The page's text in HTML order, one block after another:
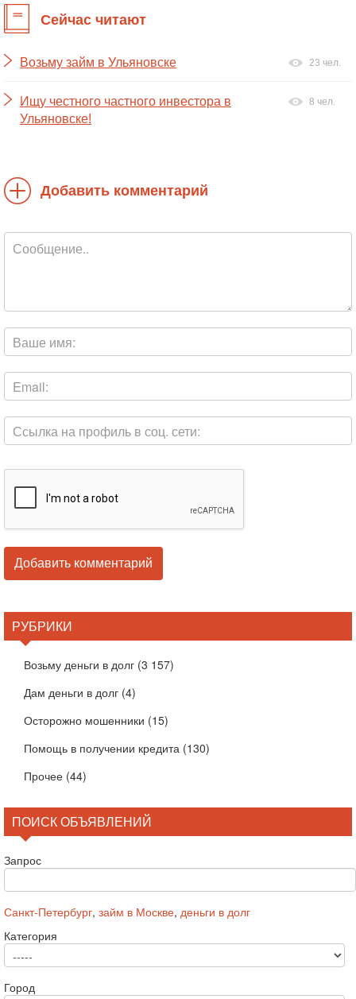
Сейчас читают
Возьму займ в Ульяновске 23 чел.
Ищу честного частного инвестора в
Ульяновске!
8 чел.
Добавить комментарий
РУБРИКИ
Возьму деньги в долг (3 157)
Дам деньги в долг (4)
Осторожно мошенники (15)
Помощь в получении кредита (130)
Прочее (44)
ПОИСК ОБЪЯВЛЕНИЙ
Запрос
Санкт-Петербург, займ в Москве, деньги в долг
Категория
Город